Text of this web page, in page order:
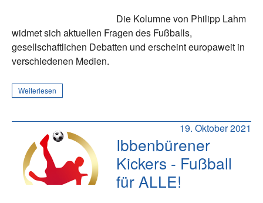
Die Kolumne von Philipp Lahm
widmet sich aktuellen Fragen des Fußballs,
gesellschaftlichen Debatten und erscheint europaweit in
verschiedenen Medien.
Weiterlesen
19. Oktober 2021
Ibbenbürener
Kickers - Fußball
für ALLE!